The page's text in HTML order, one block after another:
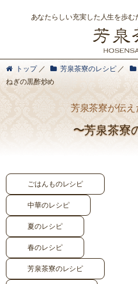
あなたらしい充実した人生を歩
トップ／ 芳泉茶寮のレシピ／
ねぎの黒酢炒め
芳泉茶寮が伝
〜芳泉茶寮
ごはんものレシピ
中華のレシピ
夏のレシピ
春のレシピ
芳泉茶寮のレシピ